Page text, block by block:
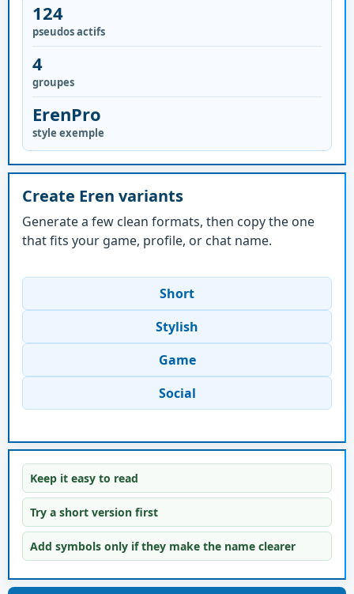
124
pseudos actifs
4
groupes
ErenPro
style exemple
Create Eren variants
Generate a few clean formats, then copy the one
that fits your game, profile, or chat name.
Short
Stylish
Game
Social
Keep it easy to read
Try a short version first
Add symbols only if they make the name clearer